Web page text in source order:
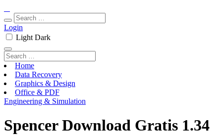
Login
Light Dark
Home
Data Recovery
Graphics & Design
Office & PDF
Engineering & Simulation
Spencer Download Gratis 1.34